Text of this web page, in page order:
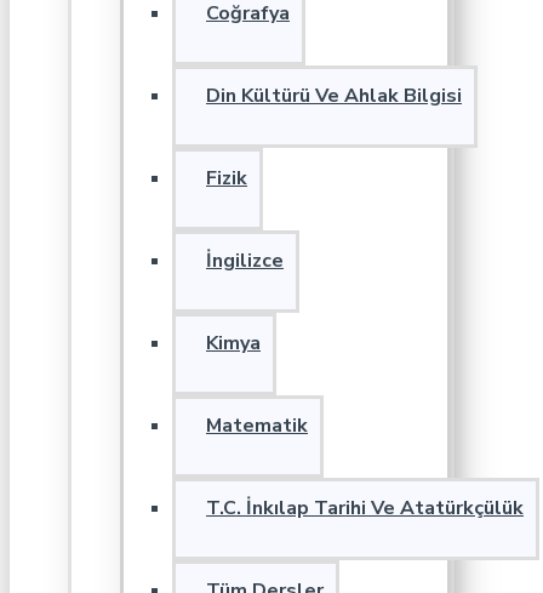
Coğrafya
Din Kültürü Ve Ahlak Bilgisi
Fizik
İngilizce
Kimya
Matematik
T.C. İnkılap Tarihi Ve Atatürkçülük